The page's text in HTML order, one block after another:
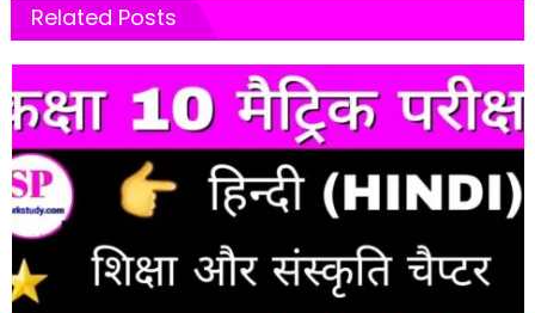
Related Posts